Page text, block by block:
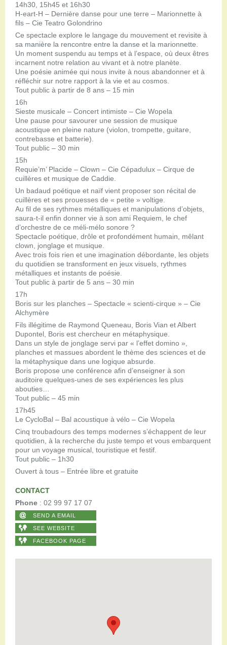
14h30, 15h45 et 16h30
H-eart-H – Dernière danse pour une terre – Marionnette à
fils – Cie Teatro Golondrino
Ce spectacle explore le langage du mouvement et revisite à
sa manière la rencontre entre la danse et la marionnette.
Un moment suspendu au temps et à l’espace, où deux êtres
incarnent notre relation au vivant et à notre planète.
Une poésie animée qui nous invite à nous abandonner et à
réfléchir sur notre rapport à la vie et au cosmos.
Tout public à partir de 8 ans – 15 min
16h
Sieste musicale – Concert intimiste – Cie Wopela
Une pause pour savourer une session de musique
acoustique en pleine nature (violon, trompette, guitare,
contrebasse et batterie).
Tout public – 30 min
15h
Requie’m’ Placide – Clown – Cie Cépadulux – Cirque de
cuillères et musique de Caddie.
Un badaud poétique et naïf vient proposer son récital de
cuillères et ses prouesses de « petite » voltige.
Au fil de ses rythmes métalliques et manipulations d’objets,
saura-t-il enfin donner vie à son ami Requiem, le chef
d’orchestre de ce méli-mélo sonore ?
Spectacle poétique, drôle et profondément humain, mêlant
clown, jonglage et musique.
Avec trois fois rien et une imagination débordante, les objets
du quotidien se transforment en jeux visuels, rythmes
métalliques et instants de poésie.
Tout public à partir de 5 ans – 30 min
17h
Boris sur les planches – Spectacle « scienti-cirque » – Cie
Alchymère
Fils illégitime de Raymond Queneau, Boris Vian et Albert
Dupontel, Boris est chercheur en métaphysique.
Dans un style de jonglage servi par « l’effet domino »,
planches et massues abordent le thème des sciences et de
la métaphysique dans une logique absurde.
Boris propose une conférence afin d’enseigner à son
auditoire quelques-unes de ses expériences les plus
abouties…
Tout public – 45 min
17h45
Le CycloBal – Bal acoustique à vélo – Cie Wopela
Cinq troubadours des temps modernes s’échappent de leur
quotidien, à la recherche du juste tempo et vous embarquent
pour un voyage musical, touristique et festif.
Tout public – 1h30
Ouvert à tous – Entrée libre et gratuite
CONTACT
Phone : 02 99 97 17 07
SEND A EMAIL
SEE WEBSITE
FACEBOOK PAGE